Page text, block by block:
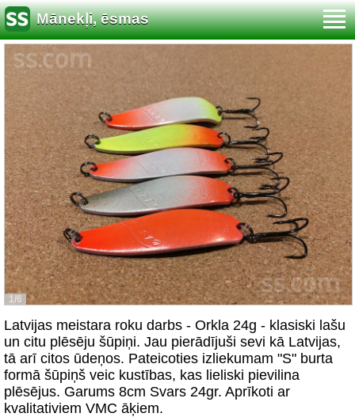
Mānekļi, ēsmas
1/6
Latvijas meistara roku darbs - Orkla 24g - klasiski lašu
un citu plēsēju šūpiņi. Jau pierādījuši sevi kā Latvijas,
tā arī citos ūdeņos. Pateicoties izliekumam "S" burta
formā šūpiņš veic kustības, kas lieliski pievilina
plēsējus. Garums 8cm Svars 24gr. Aprīkoti ar
kvalitativiem VMC āķiem.